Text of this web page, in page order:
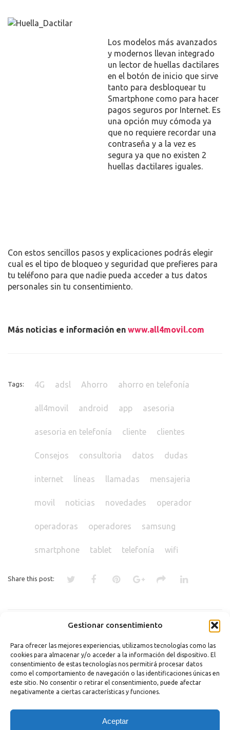
Gestionar consentimiento
Para ofrecer las mejores experiencias, utilizamos tecnologías como las
cookies para almacenar y/o acceder a la información del dispositivo. El
consentimiento de estas tecnologías nos permitirá procesar datos
como el comportamiento de navegación o las identificaciones únicas en
este sitio. No consentir o retirar el consentimiento, puede afectar
negativamente a ciertas características y funciones.
Aceptar
Los modelos más avanzados
y modernos llevan integrado
un lector de huellas dactilares
en el botón de inicio que sirve
tanto para desbloquear tu
Smartphone como para hacer
pagos seguros por Internet. Es
una opción muy cómoda ya
que no requiere recordar una
contraseña y a la vez es
segura ya que no existen 2
huellas dactilares iguales.
Con estos sencillos pasos y explicaciones podrás elegir
cual es el tipo de bloqueo y seguridad que prefieres para
tu teléfono para que nadie pueda acceder a tus datos
personales sin tu consentimiento.
Más noticias e información en www.all4movil.com
Tags: 4G adsl Ahorro ahorro en telefonía
all4movil android app asesoria
asesoria en telefonía cliente clientes
Consejos consultoria datos dudas
internet líneas llamadas mensajeria
movil noticias novedades operador
operadoras operadores samsung
smartphone tablet telefonía wifi
Share this post:
QUÉ VENTAJAS TIENE UN
VODAFONE, MOVISTAR…
LOS «SMARTWATCHES» BRILLAN
POR SU AUSENCIA EN EL MOBILE
WORLD CONGRESS
Comments are closed.
Copyright 2023 |Aviso legal|Política de cookies